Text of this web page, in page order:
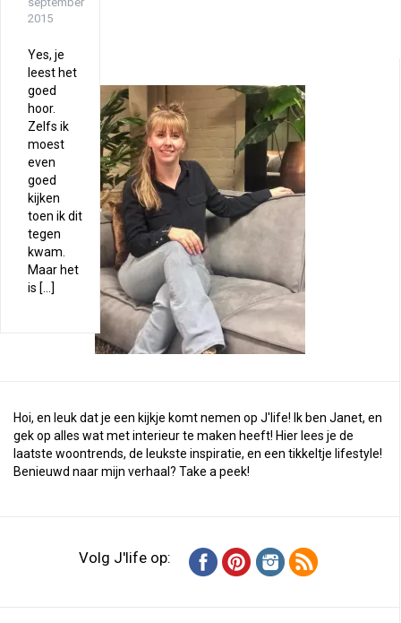
2015
Yes, je
leest het
goed
hoor.
Zelfs ik
moest
even
goed
kijken
toen ik dit
tegen
kwam.
Maar het
is […]
Hoi, en leuk dat je een kijkje komt nemen op J'life! Ik ben Janet, en
gek op alles wat met interieur te maken heeft! Hier lees je de
laatste woontrends, de leukste inspiratie, en een tikkeltje lifestyle!
Benieuwd naar mijn verhaal? Take a peek!
Volg J'life op: